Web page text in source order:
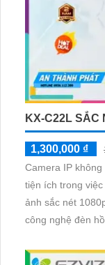
KX-C22L SẮC
1,300,000 ₫
Camera IP
tiện ích trong việc giám sát
ảnh sắc nét
công nghệ đèn
lúc nào. Thiết kế không dây giúp cài đặt nhanh chóng và